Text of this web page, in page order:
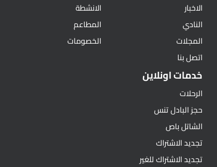
الاخبار
النادي
المجلات
اتصل بنا
الانشطة
المطاعم
الخصومات
خدمات اونلاين
الرحلات
حجز البادل تنس
الشاتل باص
تجديد الاشتراك
تجديد الاشتراك للغير